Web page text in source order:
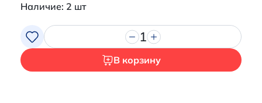
Наличие: 2 шт
1
В корзину